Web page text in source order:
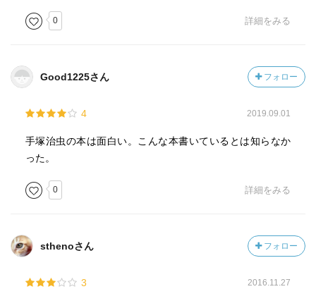
0 詳細をみる
Good1225さん フォロー
4 2019.09.01
手塚治虫の本は面白い。こんな本書いているとは知らなか
った。
0 詳細をみる
sthenoさん フォロー
3 2016.11.27